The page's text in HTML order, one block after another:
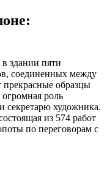
здании пяти
соединенных между
образцы
роль
секретарю художника.
из 574 работ
по переговорам с